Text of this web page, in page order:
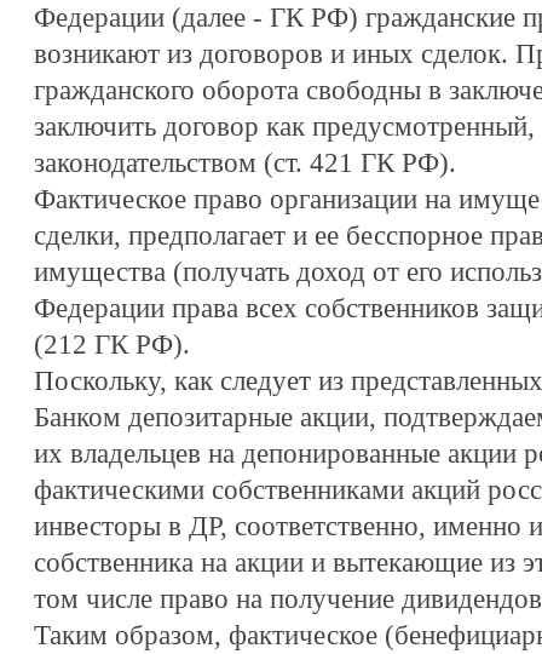
Федерации (далее - ГК РФ) гражданские
возникают из договоров и иных сделок.
гражданского оборота свободны в
заключить договор как
законодательством (ст. 421 ГК РФ).
Фактическое право организации на
сделки, предполагает и ее бесспорное
имущества (получать доход от его
Федерации права всех собственников
(212 ГК РФ).
Поскольку, как следует из
Банком депозитарные акции,
их владельцев на депонированные акции
фактическими собственниками акций
инвесторы в ДР, соответственно, именно
собственника на акции и вытекающие из
том числе право на получение
Таким образом, фактическое